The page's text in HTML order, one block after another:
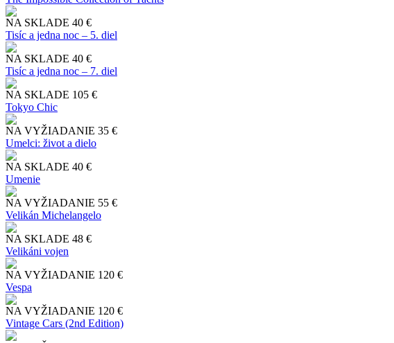
NA SKLADE 40 €
Tisíc a jedna noc – 5. diel
NA SKLADE 40 €
Tisíc a jedna noc – 7. diel
NA SKLADE 105 €
Tokyo Chic
NA VYŽIADANIE 35 €
Umelci: život a dielo
NA SKLADE 40 €
Umenie
NA VYŽIADANIE 55 €
Velikán Michelangelo
NA SKLADE 48 €
Velikáni vojen
NA VYŽIADANIE 120 €
Vespa
NA VYŽIADANIE 120 €
Vintage Cars (2nd Edition)